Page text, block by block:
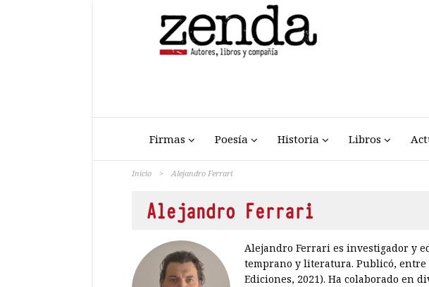
Firmas Poesía Historia Libros
Inicio > Alejandro Ferrari
Alejandro Ferrari
Alejandro Ferrari es investigador y
temprano y literatura. Publicó, entre
Ediciones, 2021). Ha colaborado en